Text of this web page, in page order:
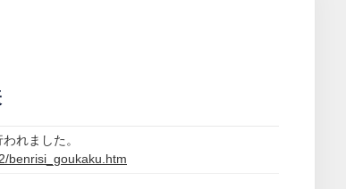
れました。
benrisi_goukaku.htm